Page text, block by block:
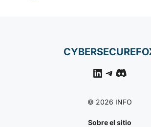
LinkedIn
Telegram
Discord
© 2026 INFO
Sobre el sitio